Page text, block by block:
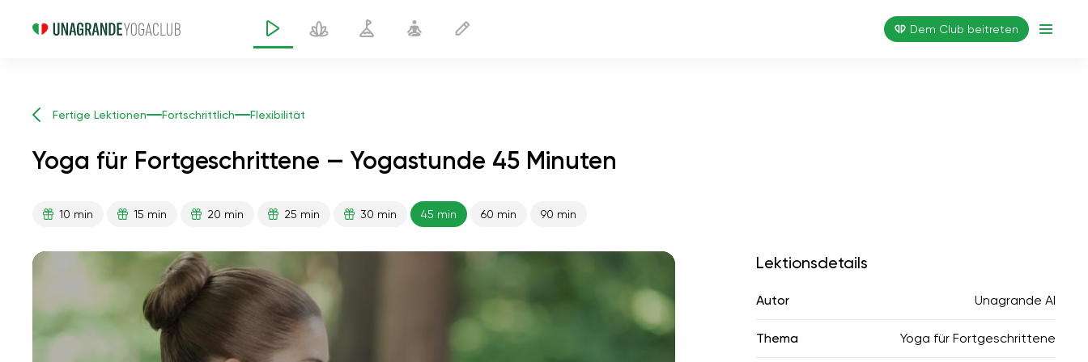
Dem Club beitreten
Fertige Lektionen Fortschrittlich Flexibilität
Yoga für Fortgeschrittene — Yogastunde 45 Minuten
10 min 15 min 20 min 25 min 30 min 45 min 60 min 90 min
flucht der seele 01:44
Lektionsdetails
Autor Unagrande AI
Thema Yoga für Fortgeschrittene